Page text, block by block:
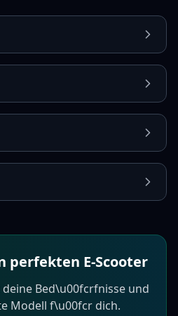
perfekten E-Scooter
Bed\u00fcrfnisse und
Modell f\u00fcr dich.